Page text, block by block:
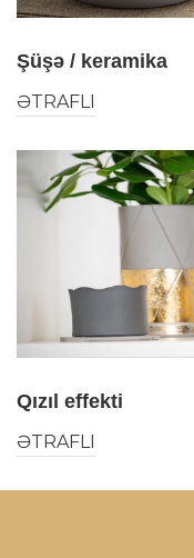
Şüşə / keramika
ƏTRAFLI
Qızıl effekti
ƏTRAFLI